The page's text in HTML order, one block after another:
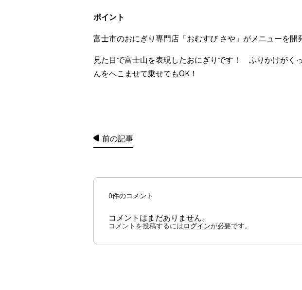
ポイント
富士市のおにぎり専門店「おむすび さや」がメニューを開
見た目で富士山を表現したおにぎりです！ ふりかけがく
んをへこませて乗せてもOK！
前の記事
0件のコメント
コメントはまだありません。
コメントを投稿するにはログインが必要です。